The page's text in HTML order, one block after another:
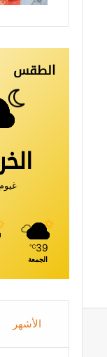
الطقس
39
℃
الجمعة
الأشهر